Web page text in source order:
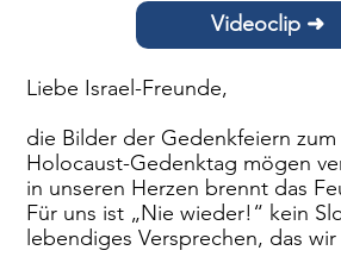
Videoclip ➜
Liebe Israel-Freunde,
die Bilder der Gedenkfeiern
Holocaust-Gedenktag mögen
in unseren Herzen brennt das
Für uns ist „Nie wieder!“ kein
lebendiges Versprechen, das